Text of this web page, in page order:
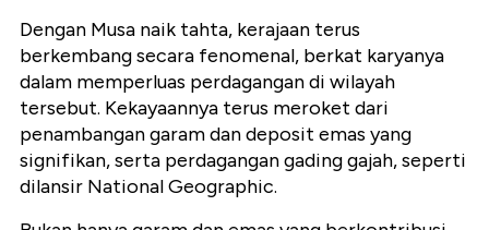
Dengan Musa naik tahta, kerajaan terus
berkembang secara fenomenal, berkat karyanya
dalam memperluas perdagangan di wilayah
tersebut. Kekayaannya terus meroket dari
penambangan garam dan deposit emas yang
signifikan, serta perdagangan gading gajah, seperti
dilansir National Geographic.